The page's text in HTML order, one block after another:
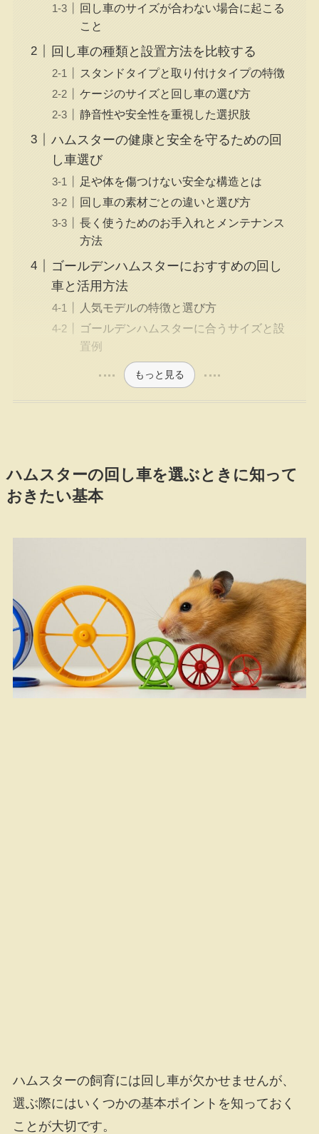
回し車のサイズが合わない場合に起こる
こと
回し車の種類と設置方法を比較する
スタンドタイプと取り付けタイプの特徴
ケージのサイズと回し車の選び方
静音性や安全性を重視した選択肢
ハムスターの健康と安全を守るための回
し車選び
足や体を傷つけない安全な構造とは
回し車の素材ごとの違いと選び方
長く使うためのお手入れとメンテナンス
方法
ゴールデンハムスターにおすすめの回し
車と活用方法
人気モデルの特徴と選び方
ゴールデンハムスターに合うサイズと設
置例
もっと見る
ハムスターの回し車を選ぶときに知って
おきたい基本
ハムスターの飼育には回し車が欠かせませんが、
選ぶ際にはいくつかの基本ポイントを知っておく
ことが大切です。